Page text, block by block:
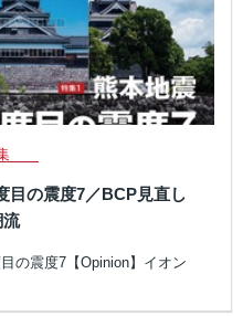
の震度7／BCP見直し
流
の震度7【Opinion】イオン